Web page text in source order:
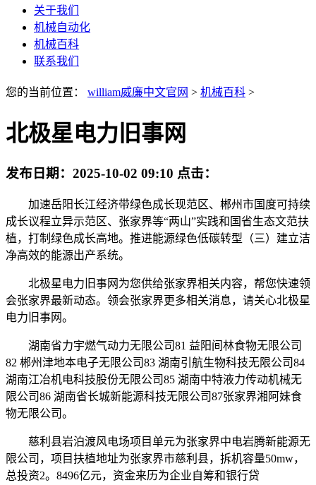
关于我们
机械自动化
机械百科
联系我们
您的当前位置： william威廉中文官网 > 机械百科 >
北极星电力旧事网
发布日期： 2025-10-02 09:10 点击：
加速岳阳长江经济带绿色成长现范区、郴州市国度可持续
成长议程立异示范区、张家界等“两山”实践和国省生态文范扶
植，打制绿色成长高地。推进能源绿色低碳转型（三）建立洁
净高效的能源出产系统。
北极星电力旧事网为您供给张家界相关内容，帮您快速领
会张家界最新动态。领会张家界更多相关消息，请关心北极星
电力旧事网。
湖南省力宇燃气动力无限公司81 益阳间林食物无限公司
82 郴州津地本电子无限公司83 湖南引航生物科技无限公司84
湖南江冶机电科技股份无限公司85 湖南中特液力传动机械无
限公司86 湖南省长城新能源科技无限公司87张家界湘阿妹食
物无限公司。
慈利县岩泊渡风电场项目单元为张家界中电岩腾新能源无
限公司，项目扶植地址为张家界市慈利县，拆机容量50mw，
总投资2。8496亿元，资金来历为企业自筹和银行贷